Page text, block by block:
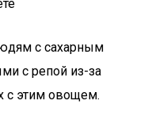
с сахарным
с репой из-за
с этим овощем.